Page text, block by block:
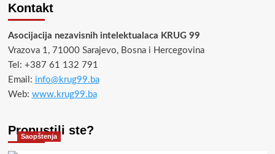
Kontakt
Asocijacija nezavisnih intelektualaca KRUG 99
Vrazova 1, 71000 Sarajevo, Bosna i Hercegovina
Tel: +387 61 132 791
Email: info@krug99.ba
Web: www.krug99.ba
Propustili ste?
Saopštenja